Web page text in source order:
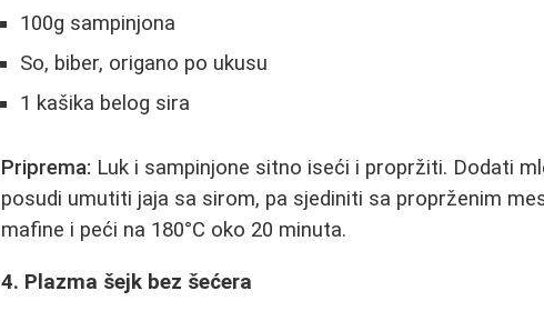
100g sampinjona
So, biber, origano po ukusu
1 kašika belog sira
Priprema: Luk i sampinjone sitno iseći i propržiti. Dodati
posudi umutiti jaja sa sirom, pa sjediniti sa proprženim
mafine i peći na 180°C oko 20 minuta.
4. Plazma šejk bez šećera